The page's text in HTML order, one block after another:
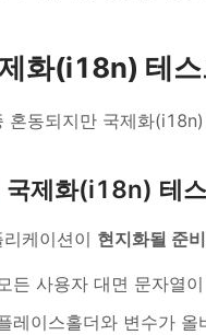
화(i18n) 테
혼동되지만 국제화
국제화(i18n) 테
리케이션이 현지화될 준
든 사용자 대면 문자열
레이스홀더와 변수가 올